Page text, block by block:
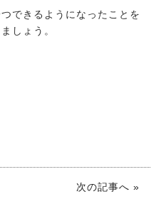
できるようになったことを
しょう。
次の記事へ »